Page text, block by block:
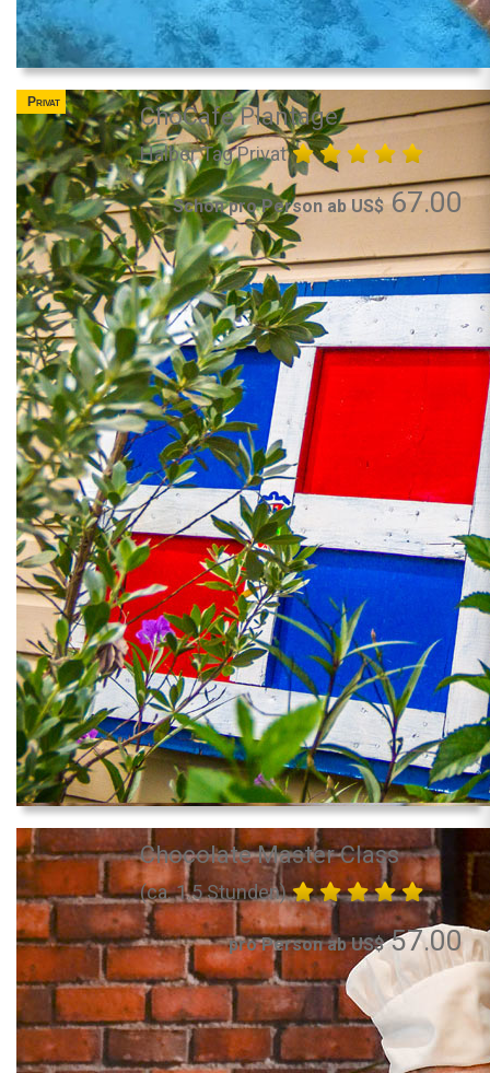
Privat
ChoCafe Plantage
Halber Tag Privat
Schon pro Person ab US$67.00
Chocolate Master Class
(ca. 1.5 Stunden)
pro Person ab US$57.00